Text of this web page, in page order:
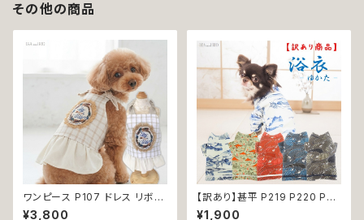
その他の商品
ワンピース P107 ドレス リボン
チェック ハンドメイド ナチュラル
¥3,800
【訳あり】甚平 P219 P220 P22
1 P222 P223 和装 和柄 ドッグ
¥1,900